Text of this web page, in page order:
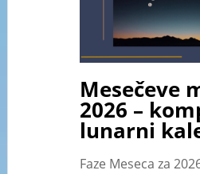
Mesečeve
2026 –
lunarni
Faze Meseca za